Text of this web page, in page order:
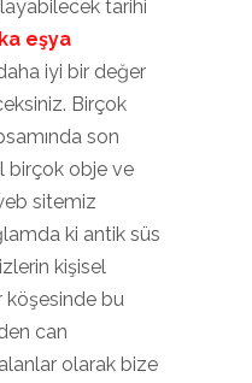
tarihi
eşya
iyi bir değer
Birçok
son
birçok obje ve
sitemiz
ki antik süs
kişisel
köşesinde bu
can
olarak bize